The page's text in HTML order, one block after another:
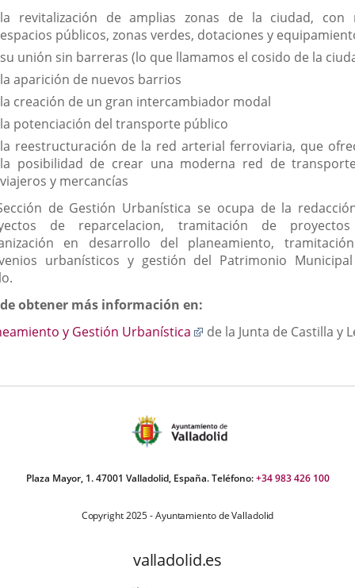
la revitalización de amplias zonas de la ciudad, con
espacios públicos, zonas verdes, dotaciones y
su unión sin barreras (lo que llamamos el cosido de la
la aparición de nuevos barrios
la creación de un gran intercambiador modal
la potenciación del transporte público
la reestructuración de la red arterial ferroviaria, que
la posibilidad de crear una moderna red de
viajeros y mercancías
de Gestión Urbanística se ocupa de la
de reparcelacion, tramitación de
en desarrollo del planeamiento,
urbanísticos y gestión del Patrimonio
obtener más información en:
y Gestión Urbanística
Enlace
aplicación
de la Junta de Castilla y
Plaza Mayor, 1. 47001 Valladolid, España. Teléfono:+34 983 426 100
Copyright 2025 - Ayuntamiento de Valladolid
valladolid.es